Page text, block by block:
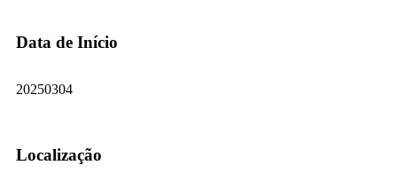
Data de Início
20250304
Localização